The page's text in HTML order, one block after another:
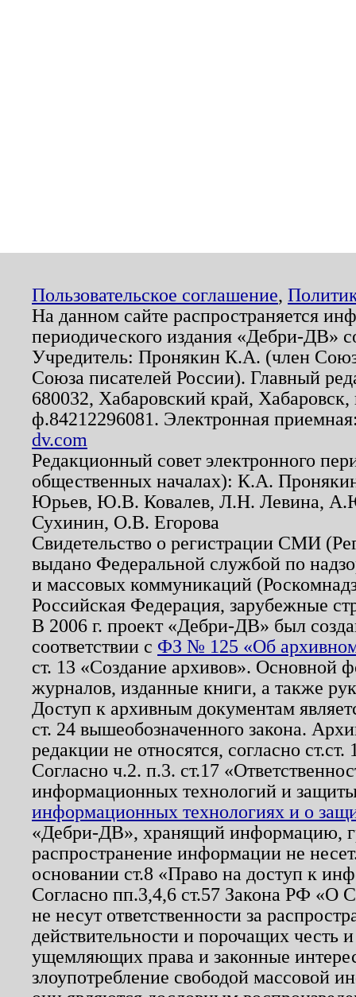
Пользовательское соглашение,
На данном сайте распространяется
периодического издания «Дебри-ДВ»
Учредитель: Пронякин К.А. (член
Союза писателей России). Главный
680032, Хабаровский край,
ф.84212296081. Электронная
dv.com
Редакционный совет электронного
общественных началах): К.А.
Юрьев, Ю.В. Ковалев, Л.Н. Левина,
Сухинин, О.В. Егорова
Свидетельство о регистрации СМИ
выдано Федеральной службой по
и массовых коммуникаций
Российская Федерация, зарубежные
В 2006 г. проект «Дебри-ДВ» был
соответствии с ФЗ № 125 «Об
ст. 13 «Создание архивов». Основной
журналов, изданные книги, а также
Доступ к архивным документам
ст. 24 вышеобозначенного закона.
редакции не относятся, согласно
Согласно ч.2. п.3. ст.17
информационных технологий и
информационных технологиях и о
«Дебри-ДВ», хранящий информацию,
распространение информации не
основании ст.8 «Право на доступ к
Согласно пп.3,4,6 ст.57 Закона РФ «О
не несут ответственности за
действительности и порочащих честь
ущемляющих права и законные
злоупотребление свободой массовой